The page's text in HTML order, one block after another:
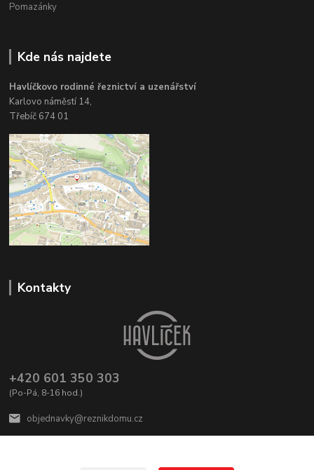
Pomazánky
Kde nás najdete
Havlíčkovo rodinné řeznictví a uzenářství
Karlovo náměstí 14,
Třebíč 674 01
Kontakty
+420 601 350 303
(Po-Pá, 8-16 hod.)
objednavky@reznikdomu.cz